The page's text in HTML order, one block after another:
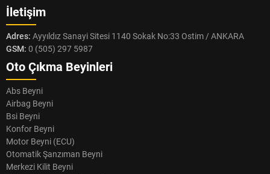
İletişim
Adres: Ayyıldız Sanayi Sitesi 1140 Sokak No:33 Ostim / ANKARA
GSM: 0 (505) 297 5987
Oto Çıkma Beyinleri
Abs Beyni
Airbag Beyni
Bsi Beyni
Konfor Beyni
Motor Beyni (ECU)
Otomatik Şanzıman Beyni
Merkezi Kilit Beyni